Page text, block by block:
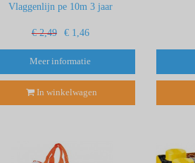
Vlaggenlijn pe 10m 3 jaar
€ 2,49 € 1,46
Meer informatie
In winkelwagen